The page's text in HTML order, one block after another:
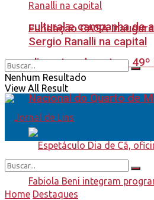
cultural e campanha de
alimentos durante o 49º
Nacional do Quarto de
Fundação CASA
Sergio Ranalli na capital
Nenhum Resultado
View All Result
Home Destaques